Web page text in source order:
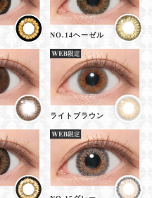
NO.14ヘーゼル
ライトブラウン